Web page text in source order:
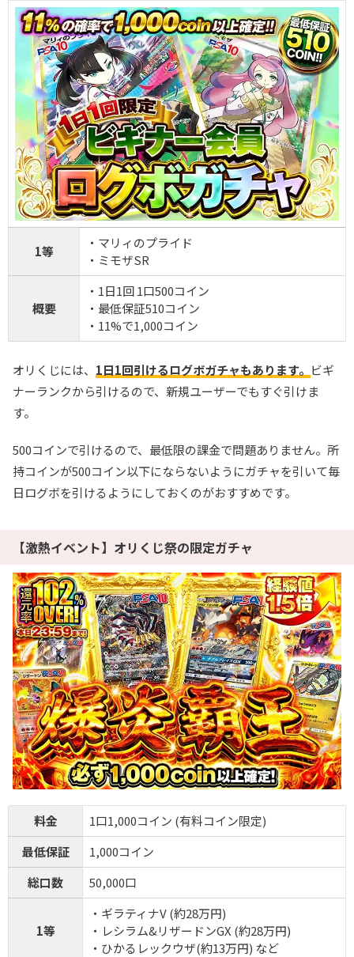
1等
・マリィのプライド
・ミモザSR
概要
・1日1回 1口500コイン
・最低保証510コイン
・11%で1,000コイン
オリくじには、 1日1回引けるログボガチャもあります。 ビギ
ナーランクから引けるので、新規ユーザーでもすぐ引けま
す。
500コインで引けるので、最低限の課金で問題ありません。所
持コインが500コイン以下にならないようにガチャを引いて毎
日ログボを引けるようにしておくのがおすすめです。
【激熱イベント】オリくじ祭の限定ガチャ
料金
1口1,000コイン (有料コイン限定)
最低保証
1,000コイン
総口数
50,000口
1等
・ギラティナV (約28万円)
・レシラム&リザードンGX (約28万円)
・ひかるレックウザ(約13万円) など